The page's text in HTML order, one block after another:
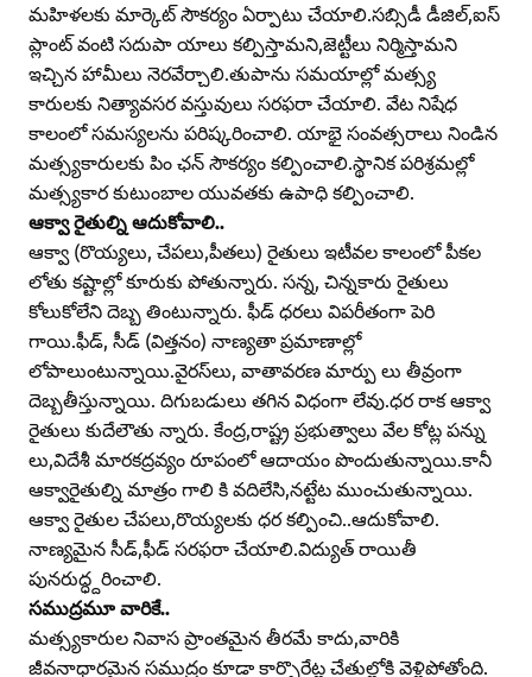
మహిళలకు మార్కెట్‌ సౌకర్యం ఏర్పాటు చేయాలి.సబ్సిడీ డీజిల్‌,ఐస్‌
ప్లాంట్‌ వంటి సదుపా యాలు కల్పిస్తామని,జెట్టీలు నిర్మిస్తామని
ఇచ్చిన హామీలు నెరవేర్చాలి.తుపాను సమయాల్లో మత్స్య
కారులకు నిత్యావసర వస్తువులు సరఫరా చేయాలి. వేట నిషేధ
కాలంలో సమస్యలను పరిష్కరించాలి. యాభై సంవత్సరాలు నిండిన
మత్స్యకారులకు పిం ఛన్‌ సౌకర్యం కల్పించాలి.స్థానిక పరిశ్రమల్లో
మత్స్యకార కుటుంబాల యువతకు ఉపాధి కల్పించాలి.
ఆక్వా రైతుల్ని ఆదుకోవాలి..
ఆక్వా (రొయ్యలు, చేపలు,పీతలు) రైతులు ఇటీవల కాలంలో పీకల
లోతు కష్టాల్లో కూరుకు పోతున్నారు. సన్న, చిన్నకారు రైతులు
కోలుకోలేని దెబ్బ తింటున్నారు. ఫీడ్‌ ధరలు విపరీతంగా పెరి
గాయి.ఫీడ్‌, సీడ్‌ (విత్తనం) నాణ్యతా ప్రమాణాల్లో
లోపాలుంటున్నాయి.వైరస్‌లు, వాతావరణ మార్పు లు తీవ్రంగా
దెబ్బతీస్తున్నాయి. దిగుబడులు తగిన విధంగా లేవు.ధర రాక ఆక్వా
రైతులు కుదేలౌతు న్నారు. కేంద్ర,రాష్ట్ర ప్రభుత్వాలు వేల కోట్ల పన్ను
లు,విదేశీ మారకద్రవ్యం రూపంలో ఆదాయం పొందుతున్నాయి.కానీ
ఆక్వారైతుల్ని మాత్రం గాలి కి వదిలేసి,నట్టేట ముంచుతున్నాయి.
ఆక్వా రైతుల చేపలు,రొయ్యలకు ధర కల్పించి..ఆదుకోవాలి.
నాణ్యమైన సీడ్‌,ఫీడ్‌ సరఫరా చేయాలి.విద్యుత్‌ రాయితీ
పునరుద్ధ్దరించాలి.
సముద్రమూ వారికే..
మత్స్యకారుల నివాస ప్రాంతమైన తీరమే కాదు,వారికి
జీవనాధారమైన సముద్రం కూడా కార్పొరేట్ల చేతుల్లోకి వెళ్లిపోతోంది.